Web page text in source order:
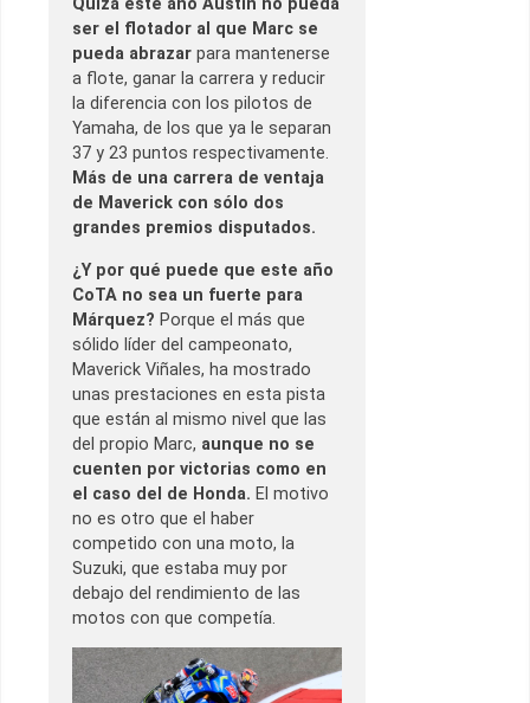
Quizá este año Austin no pueda
ser el flotador al que Marc se
pueda abrazar para mantenerse
a flote, ganar la carrera y reducir
la diferencia con los pilotos de
Yamaha, de los que ya le separan
37 y 23 puntos respectivamente.
Más de una carrera de ventaja
de Maverick con sólo dos
grandes premios disputados.
¿Y por qué puede que este año
CoTA no sea un fuerte para
Márquez? Porque el más que
sólido líder del campeonato,
Maverick Viñales, ha mostrado
unas prestaciones en esta pista
que están al mismo nivel que las
del propio Marc, aunque no se
cuenten por victorias como en
el caso del de Honda. El motivo
no es otro que el haber
competido con una moto, la
Suzuki, que estaba muy por
debajo del rendimiento de las
motos con que competía.